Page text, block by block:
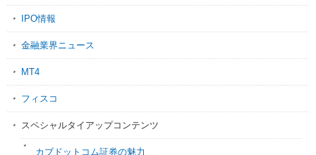
IPO情報
金融業界ニュース
MT4
フィスコ
スペシャルタイアップコンテンツ
カブドットコム証券の魅力